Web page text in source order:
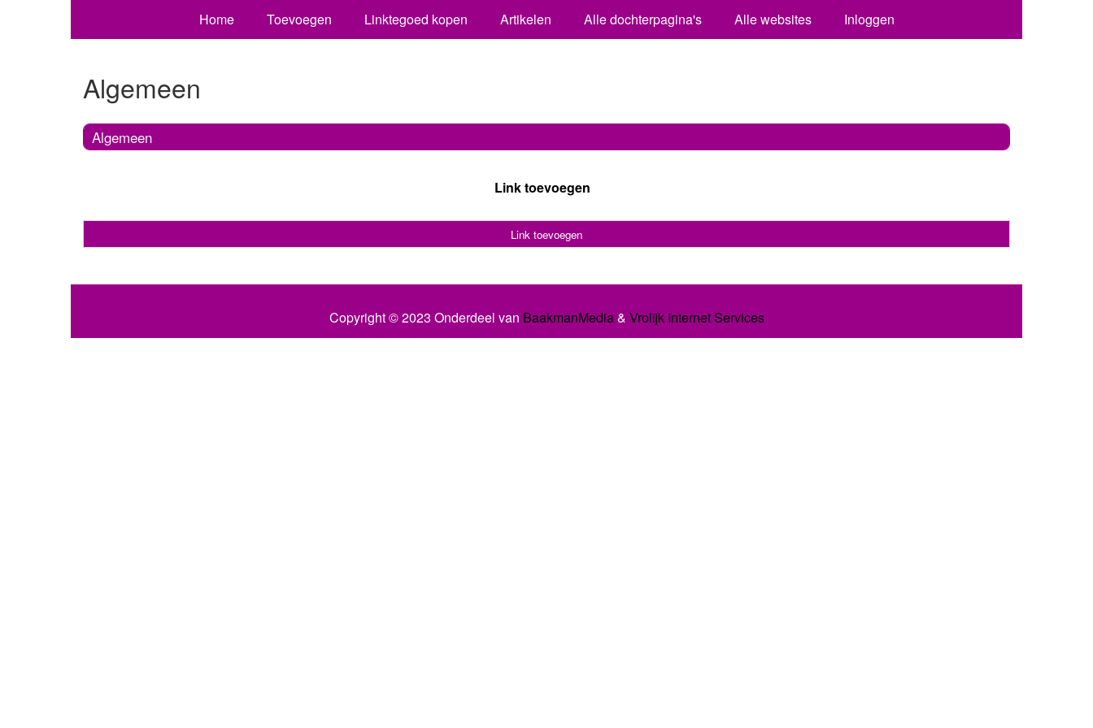
Home Toevoegen Linktegoed kopen Artikelen Alle dochterpagina's Alle websites Inloggen
Algemeen
Algemeen
Link toevoegen
Link toevoegen
Copyright © 2023 Onderdeel van BaakmanMedia& Vrolijk Internet Services